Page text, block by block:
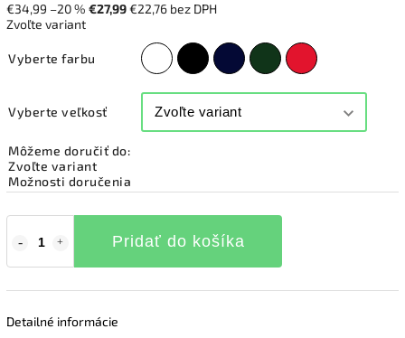
€34,99 –20 % €27,99€22,76 bez DPH
Zvoľte variant
Vyberte farbu
Vyberte veľkosť
Môžeme doručiť do:
Zvoľte variant
Možnosti doručenia
Pridať do košíka
Detailné informácie